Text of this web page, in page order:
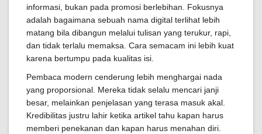
informasi, bukan pada promosi berlebihan. Fokusnya
adalah bagaimana sebuah nama digital terlihat lebih
matang bila dibangun melalui tulisan yang terukur, rapi,
dan tidak terlalu memaksa. Cara semacam ini lebih kuat
karena bertumpu pada kualitas isi.
Pembaca modern cenderung lebih menghargai nada
yang proporsional. Mereka tidak selalu mencari janji
besar, melainkan penjelasan yang terasa masuk akal.
Kredibilitas justru lahir ketika artikel tahu kapan harus
memberi penekanan dan kapan harus menahan diri.